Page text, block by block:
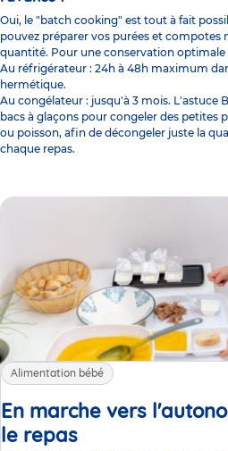
Oui, le "batch cooking" est tout à fait
pouvez préparer vos purées et compotes
quantité. Pour une conservation optimale
Au réfrigérateur : 24h à 48h maximum
hermétique.
Au congélateur : jusqu'à 3 mois. L'astuce
bacs à glaçons pour congeler des petites
ou poisson, afin de décongeler juste la
chaque repas.
Alimentation bébé
En marche vers
le repas